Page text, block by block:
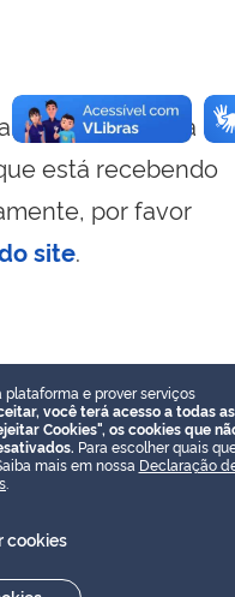
visualizar essa
está recebendo
por favor
site.
plataforma e prover serviços
você terá acesso a todas as
Cookies", os cookies que
Para escolher quais
mais em nossa Declaração
cookies